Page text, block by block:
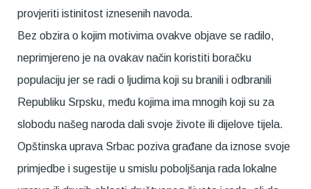
provjeriti istinitost iznesenih navoda.
Bez obzira o kojim motivima ovakve objave se radilo,
neprimjereno je na ovakav način koristiti boračku
populaciju jer se radi o ljudima koji su branili i odbranili
Republiku Srpsku, među kojima ima mnogih koji su za
slobodu našeg naroda dali svoje živote ili dijelove tijela.
Opštinska uprava Srbac poziva građane da iznose svoje
primjedbe i sugestije u smislu poboljšanja rada lokalne